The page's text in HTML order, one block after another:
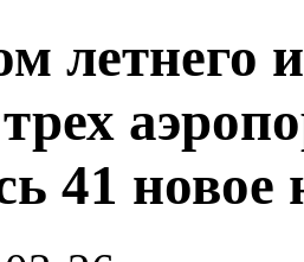
летнего
41 новое